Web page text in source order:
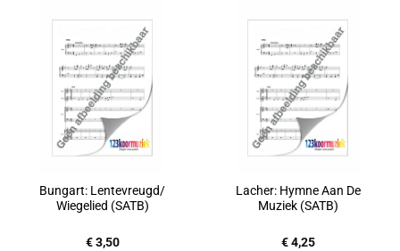
Bungart: Lentevreugd/
Wiegelied (SATB)
€3,50
Lacher: Hymne Aan De
Muziek (SATB)
€4,25